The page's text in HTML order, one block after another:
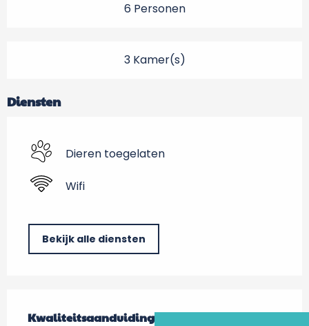
6 Personen
3 Kamer(s)
Diensten
Dieren toegelaten
Wifi
Bekijk alle diensten
Kwaliteitsaanduiding
Kwaliteitsaanduiding